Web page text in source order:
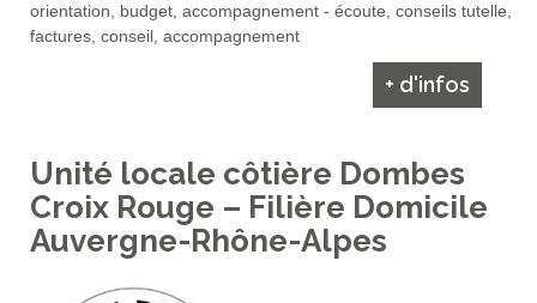
orientation, budget, accompagnement - écoute, conseils tutelle,
factures, conseil, accompagnement
+ d'infos
Unité locale côtière Dombes
Croix Rouge – Filière Domicile
Auvergne-Rhône-Alpes